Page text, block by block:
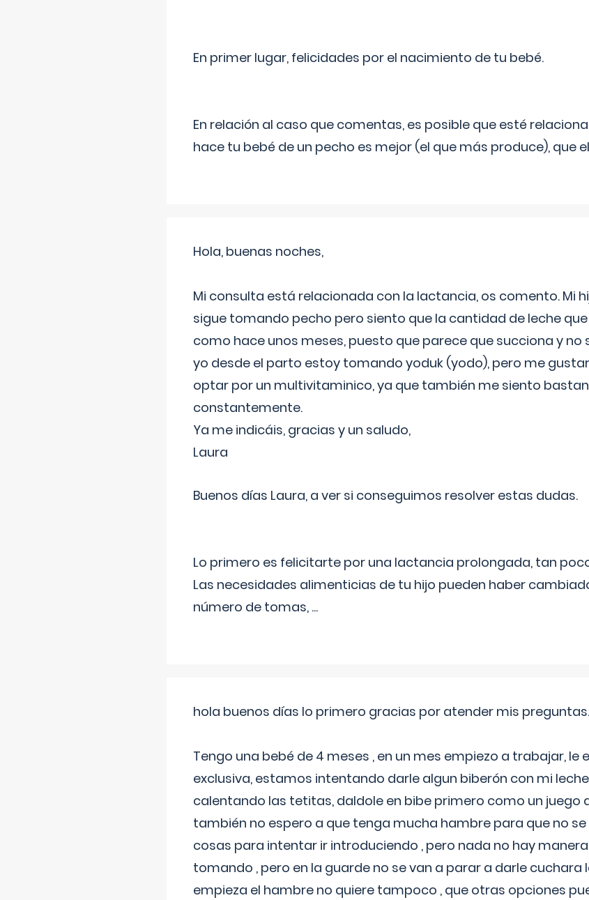
En primer lugar, felicidades por el nacimiento de tu bebé.
En relación al caso que comentas, es posible que esté
hace tu bebé de un pecho es mejor (el que más produce), que
Hola, buenas noches,
Mi consulta está relacionada con la lactancia, os comento. Mi
sigue tomando pecho pero siento que la cantidad de leche
como hace unos meses, puesto que parece que succiona y no
yo desde el parto estoy tomando yoduk (yodo), pero me
optar por un multivitaminico, ya que también me siento
constantemente.
Ya me indicáis, gracias y un saludo,
Laura
Buenos días Laura, a ver si conseguimos resolver estas dudas.
Lo primero es felicitarte por una lactancia prolongada, tan
Las necesidades alimenticias de tu hijo pueden haber
número de tomas, ...
hola buenos días lo primero gracias por atender mis preguntas.
Tengo una bebé de 4 meses , en un mes empiezo a trabajar,
exclusiva, estamos intentando darle algun biberón con mi
calentando las tetitas, daldole en bibe primero como un juego
también no espero a que tenga mucha hambre para que no
cosas para intentar ir introduciendo , pero nada no hay
tomando , pero en la guarde no se van a parar a darle cuchara
empieza el hambre no quiere tampoco , que otras opciones